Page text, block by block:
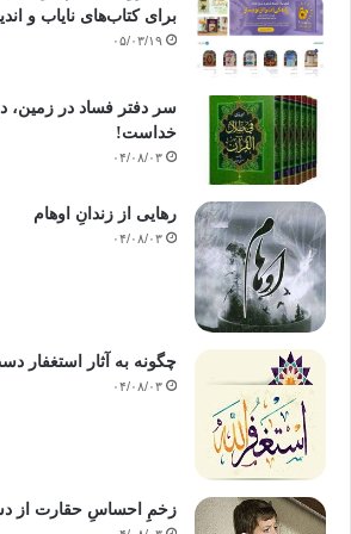
زن سیاست زنان سیاسیبرای کتاب‌های نایاب و
۰۵/۰۳/۱۹
سر دفتر فساد در زمین‌،
خداست‌!
۰۴/۰۸/۰۳
رهایی از زندانِ اوهام
۰۴/۰۸/۰۳
چگونه به آثار استغفار
۰۴/۰۸/۰۳
زخمِ احساسِ حقارت از